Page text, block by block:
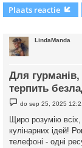
Plaats reactie
LindaManda
Для гурманів,
терпить
e
i
c
t
do sep 25, 2025
Щиро розумію всіх,
кулінарних ідей!
телефоні - одні